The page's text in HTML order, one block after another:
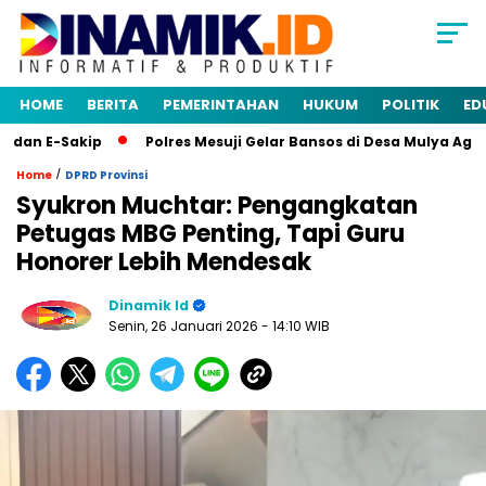
HOME BERITA PEMERINTAHAN HUKUM POLITIK
E-Sakip Polres Mesuji Gelar Bansos di Desa Mulya Agung,
Home / DPRD Provinsi
Syukron Muchtar: Pengangkatan
Petugas MBG Penting, Tapi Guru
Honorer Lebih Mendesak
Dinamik Id
Senin, 26 Januari 2026 - 14:10 WIB